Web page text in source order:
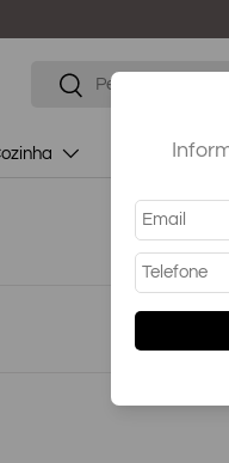
Buscar...Pesquisar
Banheiro